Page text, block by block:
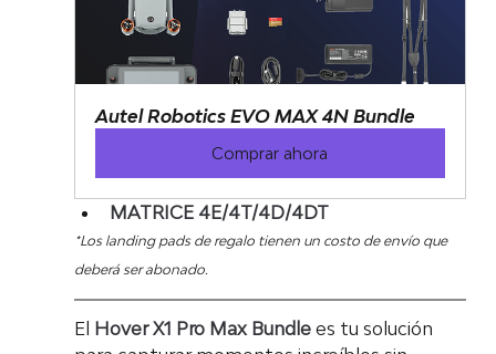
Autel Robotics EVO MAX 4N Bundle
Comprar ahora
MATRICE 4E/4T/4D/4DT
*Los landing pads de regalo tienen un costo de envío que
deberá ser abonado.
El Hover X1 Pro Max Bundle es tu solución